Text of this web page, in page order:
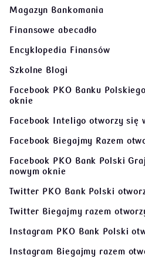
Magazyn Bankomania
Finansowe abecadło
Encyklopedia Finansów
Szkolne Blogi
Facebook PKO Banku Polskiego
oknie
Facebook Inteligo otworzy się
Facebook Biegajmy Razem
Facebook PKO Bank Polski
nowym oknie
Twitter PKO Bank Polski
Twitter Biegajmy razem
Instagram PKO Bank Polski
Instagram Biegajmy razem